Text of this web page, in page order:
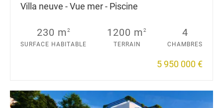
Villa neuve - Vue mer - Piscine
230 m2
SURFACE HABITABLE
1200 m2
TERRAIN
4
CHAMBRES
5 950 000 €